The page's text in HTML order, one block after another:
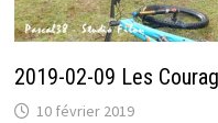
2019-02-09 Les
10 février 2019